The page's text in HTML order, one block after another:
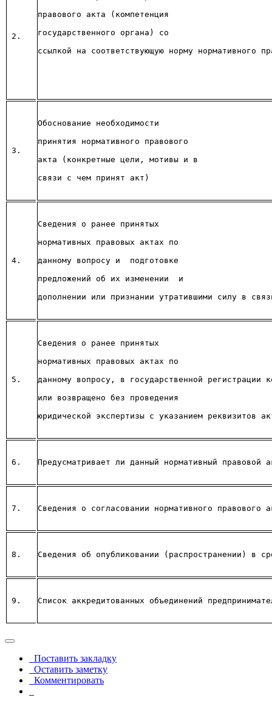
2.
правового акта (компетенция
государственного органа) со
ссылкой на соответствующую норму нормативного
3.
Обоснование необходимости
принятия нормативного правового
акта (конкретные цели, мотивы и в
связи с чем принят акт)
4.
Сведения о ранее принятых
нормативных правовых актах по
данному вопросу и  подготовке
предложений об их изменении  и
дополнении или признании утратившими силу в
5.
Сведения о ранее принятых
нормативных правовых актах по
данному вопросу, в государственной регистрации
или возвращено без проведения
юридической экспертизы с указанием реквизитов
6. Предусматривает ли данный нормативный правовой
7. Сведения о согласовании нормативного правового
8. Сведения об опубликовании (распространении) в
9. Список аккредитованных объединений
Поставить закладку
Оставить заметку
Комментировать